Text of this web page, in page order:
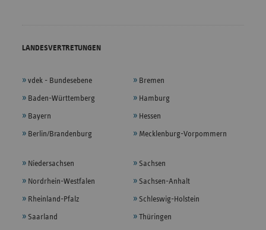
LANDESVERTRETUNGEN
vdek - Bundesebene
Baden-Württemberg
Bayern
Berlin/Brandenburg
Bremen
Hamburg
Hessen
Mecklenburg-Vorpommern
Niedersachsen
Nordrhein-Westfalen
Rheinland-Pfalz
Saarland
Sachsen
Sachsen-Anhalt
Schleswig-Holstein
Thüringen